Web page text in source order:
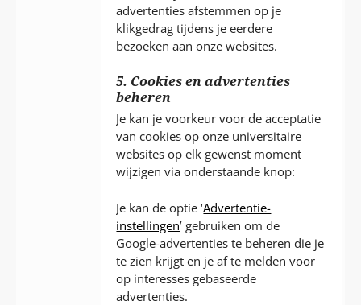
advertenties afstemmen op je
klikgedrag tijdens je eerdere
bezoeken aan onze websites.
5. Cookies en advertenties
beheren
Je kan je voorkeur voor de acceptatie
van cookies op onze universitaire
websites op elk gewenst moment
wijzigen via onderstaande knop:
Je kan de optie ‘Advertentie-
instellingen’ gebruiken om de
Google-advertenties te beheren die je
te zien krijgt en je af te melden voor
op interesses gebaseerde
advertenties.